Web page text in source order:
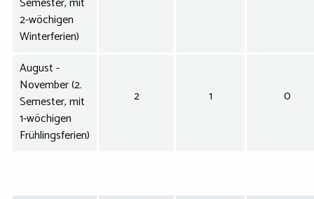
2-wöchigen
Winterferien)
August -
November (2.
Semester, mit
1-wöchigen
Frühlingsferien)
2 1 0